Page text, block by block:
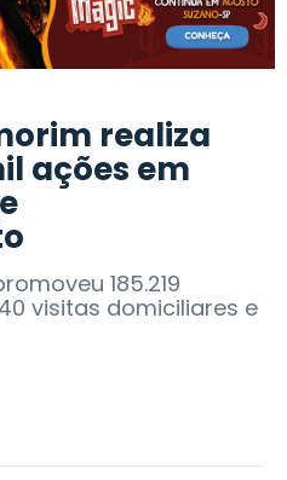
realiza
ações em
185.219
visitas domiciliares e